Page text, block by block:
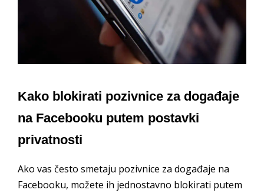
Kako blokirati pozivnice za događaje
na Facebooku putem postavki
privatnosti
Ako vas često smetaju pozivnice za događaje na
Facebooku, možete ih jednostavno blokirati putem